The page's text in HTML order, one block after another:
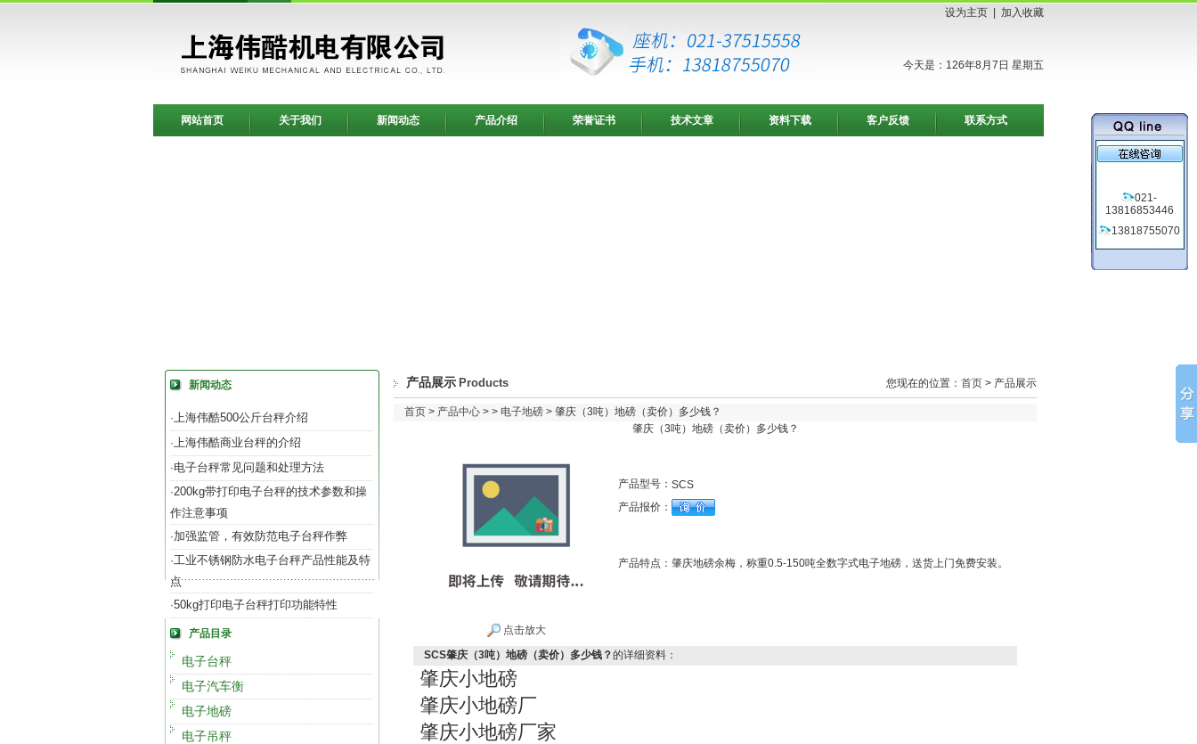
设为主页 加入收藏
今天是：126年8月7日 星期五
网站首页 关于我们 新闻动态 产品介绍 荣誉证书 技术文章 资料下载 客户反馈 联系方式
新闻动态
·上海伟酷500公斤台秤介绍
·上海伟酷商业台秤的介绍
·电子台秤常见问题和处理方法
·200kg带打印电子台秤的技术参数和操
作注意事项
·加强监管，有效防范电子台秤作弊
·工业不锈钢防水电子台秤产品性能及特
点
·50kg打印电子台秤打印功能特性
产品目录
电子台秤
电子汽车衡
电子地磅
电子吊秤
产品展示 Products 您现在的位置： 首页 > 产品展示
首页 > 产品中心 > > 电子地磅 > 肇庆（3吨）地磅（卖价）多少钱？
肇庆（3吨）地磅（卖价）多少钱？
点击放大
产品型号： SCS
产品报价：
产品特点： 肇庆地磅余梅，称重0.5-150吨全数字式电子地磅，送货上门免费安装。
SCS肇庆（3吨）地磅（卖价）多少钱？的详细资料：
肇庆小地磅
肇庆小地磅厂
肇庆小地磅厂家
021-
13816853446
13818755070